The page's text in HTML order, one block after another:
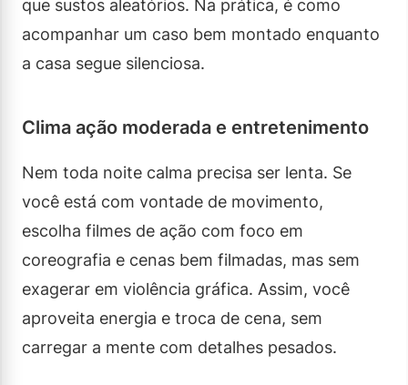
que sustos aleatórios. Na prática, é como
acompanhar um caso bem montado enquanto
a casa segue silenciosa.
Clima ação moderada e entretenimento
Nem toda noite calma precisa ser lenta. Se
você está com vontade de movimento,
escolha filmes de ação com foco em
coreografia e cenas bem filmadas, mas sem
exagerar em violência gráfica. Assim, você
aproveita energia e troca de cena, sem
carregar a mente com detalhes pesados.